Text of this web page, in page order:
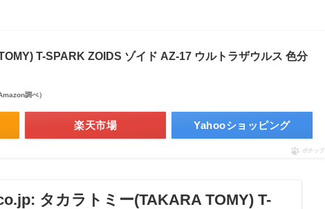
T-SPARK ZOIDS ゾイド AZ-17 ウルトラザウルス 色分
調べ）
楽天市場 Yahooショッピング
ポチップ
タカラトミー(TAKARA TOMY) T-